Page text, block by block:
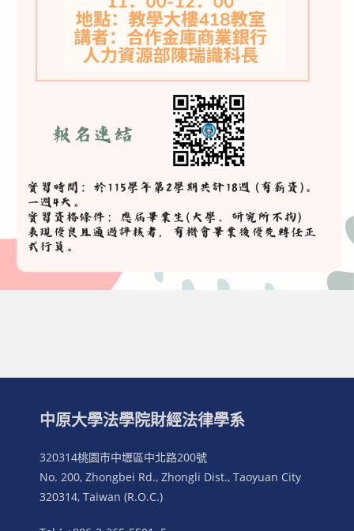
中原大學法學院財經法律學系
320314桃園市中壢區中北路200號
No. 200, Zhongbei Rd., Zhongli Dist., Taoyuan City
320314, Taiwan (R.O.C.)